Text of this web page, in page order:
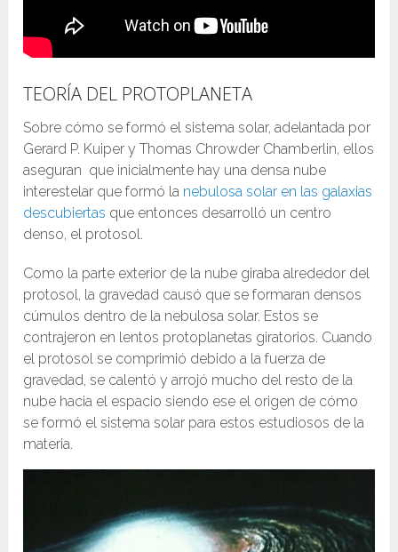
TEORÍA DEL PROTOPLANETA
Sobre cómo se formó el sistema solar, adelantada por
Gerard P. Kuiper y Thomas Chrowder Chamberlin, ellos
aseguran que inicialmente hay una densa nube
interestelar que formó la nebulosa solar en las galaxias
descubiertas que entonces desarrolló un centro
denso, el protosol.
Como la parte exterior de la nube giraba alrededor del
protosol, la gravedad causó que se formaran densos
cúmulos dentro de la nebulosa solar. Estos se
contrajeron en lentos protoplanetas giratorios. Cuando
el protosol se comprimió debido a la fuerza de
gravedad, se calentó y arrojó mucho del resto de la
nube hacia el espacio siendo ese el origen de cómo
se formó el sistema solar para estos estudiosos de la
materia.